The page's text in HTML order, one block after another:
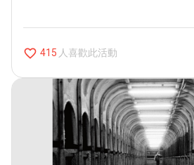
favorite_border 415 人喜歡此活動